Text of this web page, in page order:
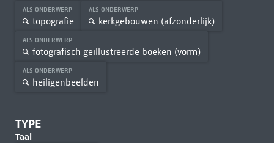
ALS ONDERWERP
topografie
ALS ONDERWERP
kerkgebouwen (afzonderlijk)
ALS ONDERWERP
fotografisch geïllustreerde boeken (vorm)
ALS ONDERWERP
heiligenbeelden
TYPE
Taal